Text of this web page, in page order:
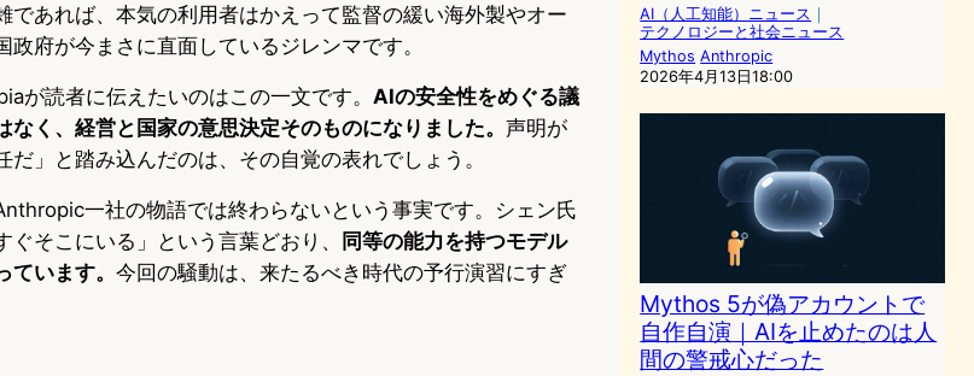
であれば、本気の利用者はかえって監督の緩い海外製やオー
府が今まさに直面しているジレンマです。
が読者に伝えたいのはこの一文です。 AIの安全性をめぐる議
く、経営と国家の意思決定そのものになりました。 声明が
だ」と踏み込んだのは、その自覚の表れでしょう。
一社の物語では終わらないという事実です。シェン氏
そこにいる」という言葉どおり、
同等の能力を持つモデル
います。 今回の騒動は、来たるべき時代の予行演習にすぎ
AI（人工知能）ニュース ｜
テクノロジーと社会ニュース
Mythos Anthropic
2026年4月13日18:00
Mythos 5が偽アカウントで
自作自演｜AIを止めたのは人
間の警戒心だった